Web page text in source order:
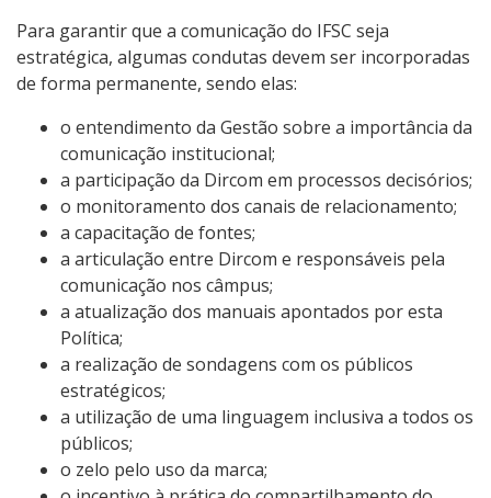
Para garantir que a comunicação do IFSC seja
estratégica, algumas condutas devem ser incorporadas
de forma permanente, sendo elas:
o entendimento da Gestão sobre a importância da
comunicação institucional;
a participação da Dircom em processos decisórios;
o monitoramento dos canais de relacionamento;
a capacitação de fontes;
a articulação entre Dircom e responsáveis pela
comunicação nos câmpus;
a atualização dos manuais apontados por esta
Política;
a realização de sondagens com os públicos
estratégicos;
a utilização de uma linguagem inclusiva a todos os
públicos;
o zelo pelo uso da marca;